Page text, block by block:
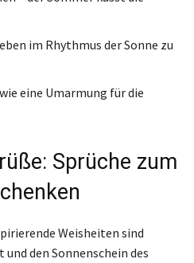
im Rhythmus der Sonne zu
eine Umarmung für die
Sprüche zum
Weisheiten sind
den Sonnenschein des